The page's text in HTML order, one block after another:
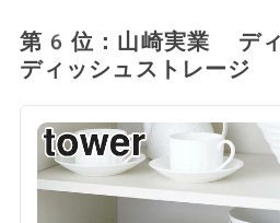
第6位：山崎実業 ディ
ディッシュストレー